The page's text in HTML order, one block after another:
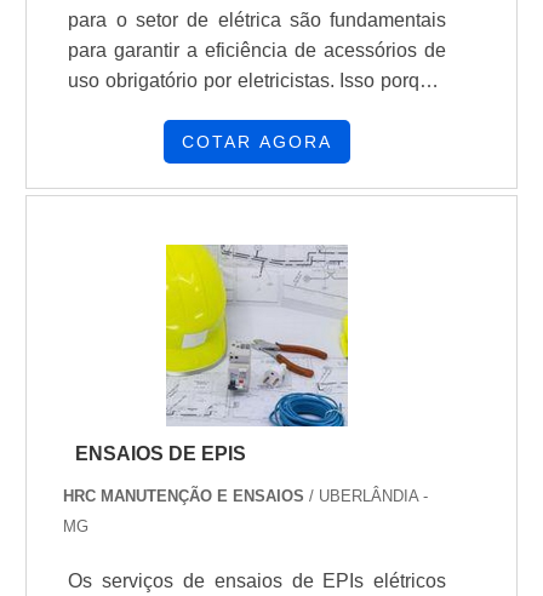
para o setor de elétrica são fundamentais
para garantir a eficiência de acessórios de
uso obrigatório por eletricistas. Isso porque,
destacam por garantir a integridade física
graves e até mesmo fatais. AS
PRESTADORAS DE SERVIÇO A Norma
Regulamentadora 10 (NR10) estabelece os
critérios e garant...
COTAR AGORA
ENSAIOS DE EPIS
HRC MANUTENÇÃO E ENSAIOS/ UBERLÂNDIA -
MG
Os serviços de ensaios de EPIs elétricos